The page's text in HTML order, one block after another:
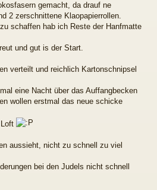
gemacht, da drauf ne
2 zerschnittene Klaopapierrollen.
schaffen hab ich Reste der Hanfmatte
und gut is der Start.
verteilt und reichlich Kartonschnipsel
eine Nacht über das Auffangbecken
wollen erstmal das neue schicke
aussieht, nicht zu schnell zu viel
bei den Judels nicht schnell